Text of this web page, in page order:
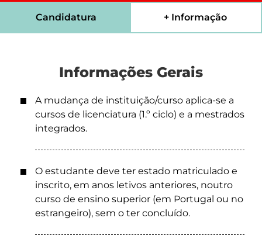
Candidatura + Informação
Informações Gerais
A mudança de instituição/curso aplica-se a
cursos de licenciatura (1.º ciclo) e a mestrados
integrados.
O estudante deve ter estado matriculado e
inscrito, em anos letivos anteriores, noutro
curso de ensino superior (em Portugal ou no
estrangeiro), sem o ter concluído.